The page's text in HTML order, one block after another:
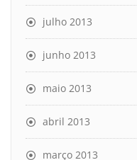
julho 2013
junho 2013
maio 2013
abril 2013
março 2013